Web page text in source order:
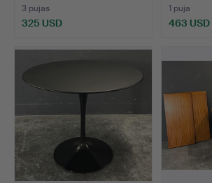
3 pujas
325 USD
1 puja
463 USD